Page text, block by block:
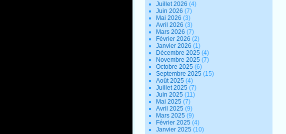
Juillet 2026(4)
Juin 2026(7)
Mai 2026(3)
Avril 2026(3)
Mars 2026(7)
Février 2026(2)
Janvier 2026(1)
Décembre 2025(4)
Novembre 2025(7)
Octobre 2025(6)
Septembre 2025(15)
Août 2025(4)
Juillet 2025(7)
Juin 2025(11)
Mai 2025(7)
Avril 2025(9)
Mars 2025(9)
Février 2025(4)
Janvier 2025(10)